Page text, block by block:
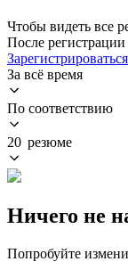
Чтобы видеть все
После
Зарегистрироваться
За всё время
По соответствию
20 резюме
Ничего не
Попробуйте